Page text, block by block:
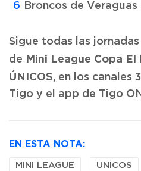
Broncos de Veraguas
Sigue todas las
de Mini League Copa El
ÚNICOS, en los canales
Tigo y el app de Tigo
EN ESTA NOTA:
MINI LEAGUE UNICOS